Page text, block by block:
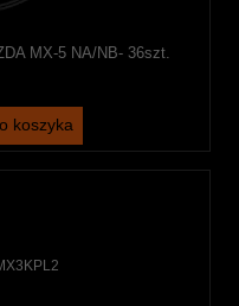
MX-5 NA/NB- 36szt.
koszyka